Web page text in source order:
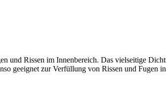
und Rissen im Innenbereich. Das vielseitige
geeignet zur Verfüllung von Rissen und Fugen